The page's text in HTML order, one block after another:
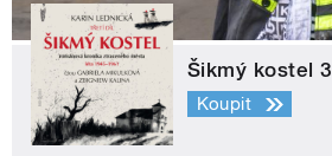
Šikmý kostel 3
Koupit